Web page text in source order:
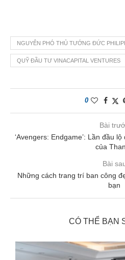
NGUYÊN PHÓ THỦ TƯỚNG ĐỨC
QUỸ ĐẦU TƯ VINACAPITAL VENTURES
0
Bài
‘Avengers: Endgame’: Lần đầu
của
Bài
Những cách trang trí ban công
bạn
CÓ THỂ BẠN